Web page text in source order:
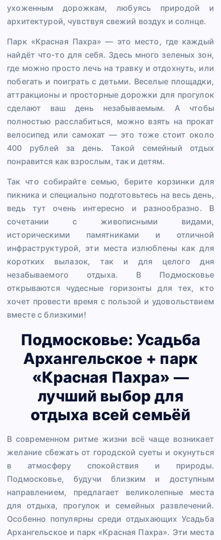
ухоженным дорожкам, любуясь природой и
архитектурой, чувствуя свежий воздух и солнце.
Парк «Красная Пахра» — это место, где каждый
найдёт что-то для себя. Здесь много зеленых зон,
где можно просто лечь на травку и отдохнуть, или
побегать и поиграть с детьми. Веселые площадки,
аттракционы и просторные дорожки для прогулок
сделают ваш день незабываемым. А чтобы
полностью расслабиться, можно взять на прокат
велосипед или самокат — это тоже стоит около
400 рублей за день. Такой семейный отдых
понравится как взрослым, так и детям.
Так что собирайте семью, берите корзинки для
пикника и специально подготовьтесь на весь день,
ведь тут очень интересно и разнообразно. В
сочетании с живописными видами,
историческими памятниками и отличной
инфраструктурой, эти места излюблены как для
коротких вылазок, так и для целого дня
незабываемого отдыха. В Подмосковье
открываются чудесные горизонты для тех, кто
хочет провести время с пользой и удовольствием
вместе с близкими!
Подмосковье: Усадьба
Архангельское + парк
«Красная Пахра» —
лучший выбор для
отдыха всей семьёй
В современном ритме жизни всё чаще возникает
желание сбежать от городской суеты и окунуться
в атмосферу спокойствия и природы.
Подмосковье, будучи близким и доступным
направлением, предлагает великолепные места
для отдыха, прогулок и семейных развлечений.
Особенно популярны среди отдыхающих Усадьба
Архангельское и парк «Красная Пахра». Эти места